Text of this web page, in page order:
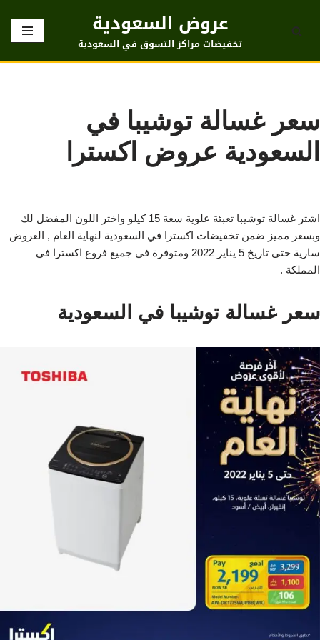
تخطى
عروض السعودية
تخفيضات مراكز التسوق في السعودية
سعر غسالة توشيبا في
السعودية عروض اكسترا
اشتر غسالة توشيبا تعبئة علوية سعة 15 كيلو واختر اللون المفضل لك
وبسعر مميز ضمن تخفيضات اكسترا في السعودية لنهاية العام , العروض
سارية حتى تاريخ 5 يناير 2022 ومتوفرة في جميع فروع اكسترا في
المملكة .
سعر غسالة توشيبا في السعودية